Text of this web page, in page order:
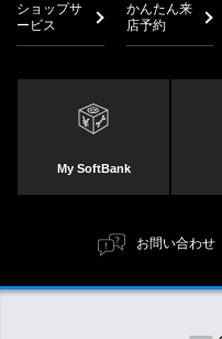
ショップサ
ービス
かんたん来
店予約
My SoftBank
お問い合わせ